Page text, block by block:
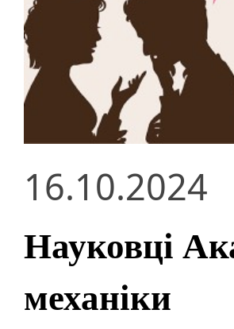
16.10.2024
Науковці
механіки